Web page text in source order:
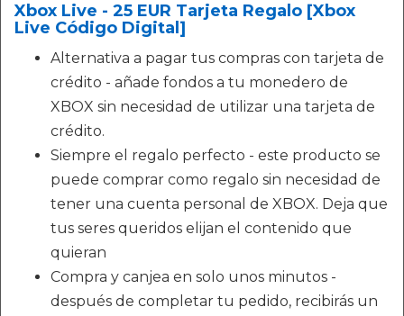
Xbox Live - 25 EUR Tarjeta Regalo [Xbox
Live Código Digital]
Alternativa a pagar tus compras con tarjeta de
crédito - añade fondos a tu monedero de
XBOX sin necesidad de utilizar una tarjeta de
crédito.
Siempre el regalo perfecto - este producto se
puede comprar como regalo sin necesidad de
tener una cuenta personal de XBOX. Deja que
tus seres queridos elijan el contenido que
quieran
Compra y canjea en solo unos minutos -
después de completar tu pedido, recibirás un